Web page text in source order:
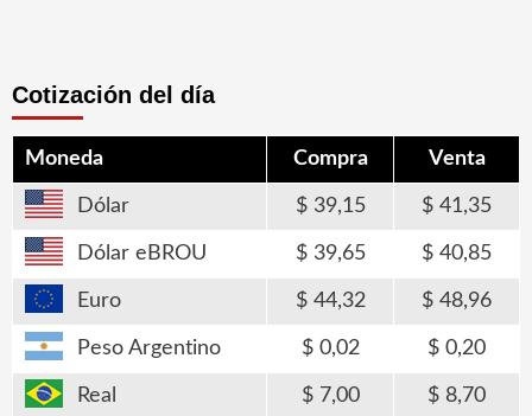
Cotización del día
Moneda Compra Venta
Dólar 39,15 41,35
Dólar eBROU 39,65 40,85
Euro 44,32 48,96
Peso Argentino 0,02 0,20
Real 7,00 8,70